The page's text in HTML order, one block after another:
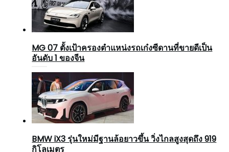
MG 07 ตั้งเป้าครองตำแหน่งรถเก๋งซีดานที่ขายดีเป็น
อันดับ 1 ของจีน
BMW iX3 รุ่นใหม่มีฐานล้อยาวขึ้น วิ่งไกลสูงสุดถึง 919
กิโลเมตร